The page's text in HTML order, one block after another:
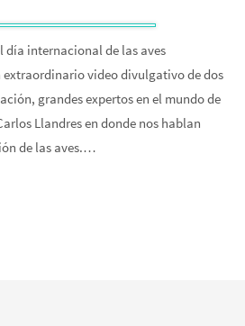
día internacional de las aves
video divulgativo de dos
grandes expertos en el mundo de
Llandres en donde nos hablan
de las aves.…